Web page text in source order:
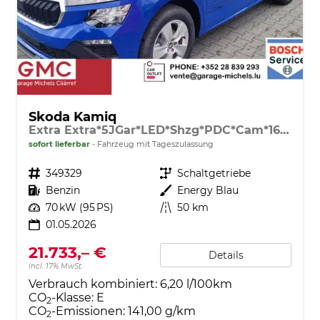
Skoda Kamiq
Extra Extra*5JGar*LED*Shzg*PDC*Cam*16Zoll*ACA*
sofort lieferbar Fahrzeug mit Tageszulassung
Fahrzeugnr. 349329 Getriebe Schaltgetriebe
Kraftstoff Benzin Außenfarbe Energy Blau
Leistung 70 kW (95 PS) Kilometerstand 50 km
01.05.2026
21.733,– €
incl. 17% MwSt.
Details
Verbrauch kombiniert: 6,20 l/100km
CO2-Klasse: E
CO2-Emissionen: 141,00 g/km